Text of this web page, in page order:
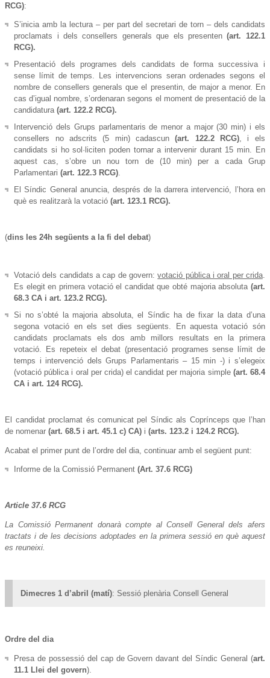
RCG):
S’inicia amb la lectura – per part del secretari de torn – dels candidats
proclamats i dels consellers generals que els presenten(art. 122.1
RCG).
Presentació dels programes dels candidats de forma successiva i
sense límit de temps. Les intervencions seran ordenades segons el
nombre de consellers generals que el presentin, de major a menor. En
cas d’igual nombre, s’ordenaran segons el moment de presentació de la
candidatura(art. 122.2 RCG).
Intervenció dels Grups parlamentaris de menor a major (30 min) i els
consellers no adscrits (5 min) cadascun(art. 122.2 RCG), i els
candidats si ho sol·liciten poden tornar a intervenir durant 15 min. En
aquest cas, s’obre un nou torn de (10 min) per a cada Grup
Parlamentari(art. 122.3 RCG).
El Síndic General anuncia, després de la darrera intervenció, l’hora en
què es realitzarà la votació(art. 123.1 RCG).
(dins les 24h següents a la fi del debat)
Votació dels candidats a cap de govern:votació pública i oral per crida.
Es elegit en primera votació el candidat que obté majoria absoluta (art.
68.3 CA i art. 123.2 RCG).
Si no s’obté la majoria absoluta, el Síndic ha de fixar la data d’una
segona votació en els set dies següents. En aquesta votació són
candidats proclamats els dos amb millors resultats en la primera
votació. Es repeteix el debat (presentació programes sense límit de
temps i intervenció dels Grups Parlamentaris – 15 min -) i s’elegeix
(votació pública i oral per crida) el candidat per majoria simple (art. 68.4
CA i art. 124 RCG).
El candidat proclamat és comunicat pel Síndic als Coprínceps que l’han
de nomenar(art. 68.5 i art. 45.1 c) CA) i(arts. 123.2 i 124.2 RCG).
Acabat el primer punt de l’ordre del dia, continuar amb el següent punt:
Informe de la Comissió Permanent(Art. 37.6 RCG)
Article 37.6 RCG
La Comissió Permanent donarà compte al Consell General dels afers
tractats i de les decisions adoptades en la primera sessió en què aquest
es reuneixi.
Dimecres 1 d’abril (matí): Sessió plenària Consell General
Ordre del dia
Presa de possessió del cap de Govern davant del Síndic General (art.
11.1 Llei del govern).